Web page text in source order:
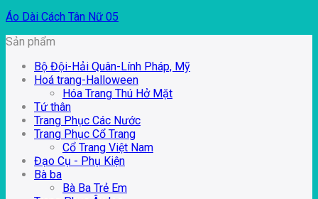
Áo Dài Cách Tân Nữ 05
Sản phẩm
Bộ Đội-Hải Quân-Lính Pháp, Mỹ
Hoá trang-Halloween
Hóa Trang Thú Hở Mặt
Tứ thân
Trang Phục Các Nước
Trang Phục Cổ Trang
Cổ Trang Việt Nam
Đạo Cụ - Phụ Kiện
Bà ba
Bà Ba Trẻ Em